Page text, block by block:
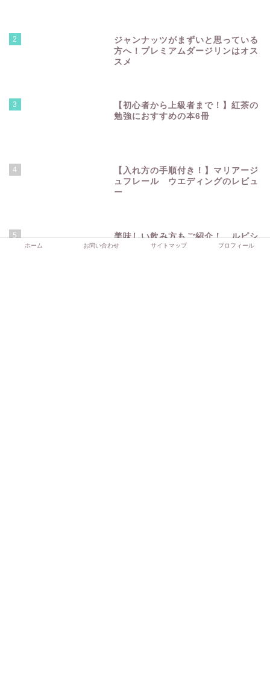
2
ジャンナッツがまずいと思っている
方へ！プレミアムダージリンはオス
スメ
3
【初心者から上級者まで！】紅茶の
勉強におすすめの本6冊
4
【入れ方の手順付き！】マリアージ
ュフレール ウエディングのレビュ
ー
5
美味しい飲み方もご紹介！ ルピシ
ア「ピッコロ」のレビュー
ホーム お問い合わせ サイトマップ プロフィール